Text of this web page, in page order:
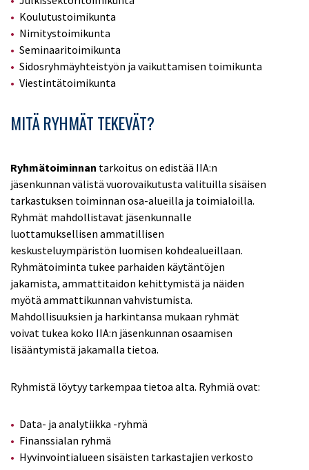
Koulutustoimikunta
Nimitystoimikunta
Seminaaritoimikunta
Sidosryhmäyhteistyön ja vaikuttamisen toimikunta
Viestintätoimikunta
MITÄ RYHMÄT TEKEVÄT?
Ryhmätoiminnan tarkoitus on edistää IIA:n
jäsenkunnan välistä vuorovaikutusta valituilla sisäisen
tarkastuksen toiminnan osa-alueilla ja toimialoilla.
Ryhmät mahdollistavat jäsenkunnalle
luottamuksellisen ammatillisen
keskusteluympäristön luomisen kohdealueillaan.
Ryhmätoiminta tukee parhaiden käytäntöjen
jakamista, ammattitaidon kehittymistä ja näiden
myötä ammattikunnan vahvistumista.
Mahdollisuuksien ja harkintansa mukaan ryhmät
voivat tukea koko IIA:n jäsenkunnan osaamisen
lisääntymistä jakamalla tietoa.
Ryhmistä löytyy tarkempaa tietoa alta. Ryhmiä ovat:
Data- ja analytiikka -ryhmä
Finanssialan ryhmä
Hyvinvointialueen sisäisten tarkastajien verkosto